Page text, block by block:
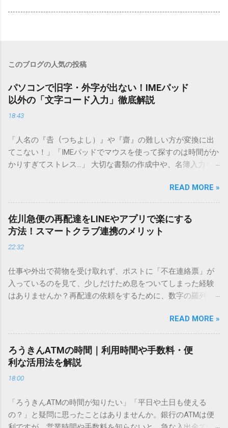
このブログの人気の投稿
パソコンで旧字・外字が出ない！IMEパッド
以外の「文字コード入力」徹底解説
18:43
「人名の『𠮷（つちよし）』や『齋』の難しい方が変換に出
てこない！」「IMEパッドでマウスを使って探すのは時間がか
かりすぎてストレス…」 大切な書類の作成中や、名簿入力を
てしまいますよね。多くの人が「IMEパッド（手書き入力）」
を使いますが、実はマウスで一画ずつ書くのは非効率です
し、似た漢字が多すぎて結局見つからないことも少なくあり
ません。 そこで今回は、IMEパッドを使わずに、特定のコー
ドを打ち込むだけで一瞬で旧字や外字、特殊記号を呼び出す
「文字コード入力」のテクニックを詳しく解説します。 この
必要はありません。 1. なぜ「変換」しても旧字・外字が出て
こないのか？ そもそも、なぜ普通の変換で出てこない漢字が
あるのでしょうか。その理由は、パソコンが文字を認識する
は、JIS規格（日本産業規格）によって「第1水準」「第2水
準」といった形で整理されています。しかし、人名や地名に
使われる非常に古い漢字（旧字）や、特定の組織だけで作ら
れた「外字」は、この一般的な変換リストに含まれていない
ン上のすべての文字には、いわば「住所」のような番号が割
り振られています。変換候補に出ない文字でも、この住所
（コード）を直接指定すれば、確実に呼び出すことができる
READ MORE »
佐川急便の再配達をLINEやアプリで楽にする
方法！スマートクラブ連携のメリット
22:32
仕事や外出で荷物を受け取れず、ポストに「不在連絡票」が
入っているのを見て、少しだけため息をついてしまった経験
はありませんか？再配達の依頼をするために、数字の羅列を
ことに申し訳なさを感じたりすることもあるかもしれませ
ん。 「もっとスムーズに、自分のタイミングで受け取りた
い」 「わざわざ電話をかけずに、スマホ一つで完結させた
い」 そんな願いを叶えてくれるのが、佐川急便の会員制サー
ビス「スマートクラブ」と、LINEや公式アプリの連携です。
これらを活用するだけで、再配達のストレスは驚くほど軽く
受け取り術と、連携による具体的なメリットを徹底解説しま
す。 佐川急便の再配達が劇的に変わる「スマートクラブ」と
READ MORE »
ろうきんATMの時間｜利用時間や手数料・便
利な活用法を解説
18:00
「ろうきんATMの時間が知りたい」「平日や土日も使える
の？」と疑問に思ったことはありませんか。銀行のATMは便